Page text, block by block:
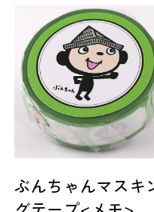
ぶんちゃんマスキ